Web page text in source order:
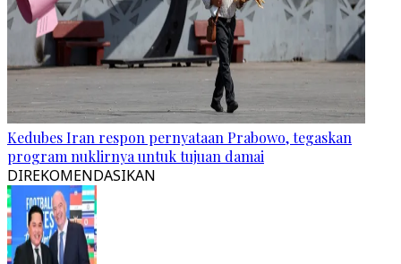
Kedubes Iran respon pernyataan Prabowo, tegaskan
program nuklirnya untuk tujuan damai
DIREKOMENDASIKAN